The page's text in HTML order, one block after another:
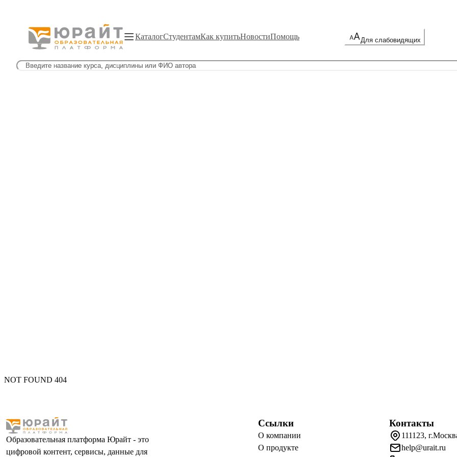
КаталогСтудентамКак купитьНовостиПомощь Для слабовидящих
NOT FOUND 404
Образовательная платформа Юрайт - это
цифровой контент, сервисы, данные для
Ссылки
О компании
О продукте
Контакты
111123,
help@urait.ru